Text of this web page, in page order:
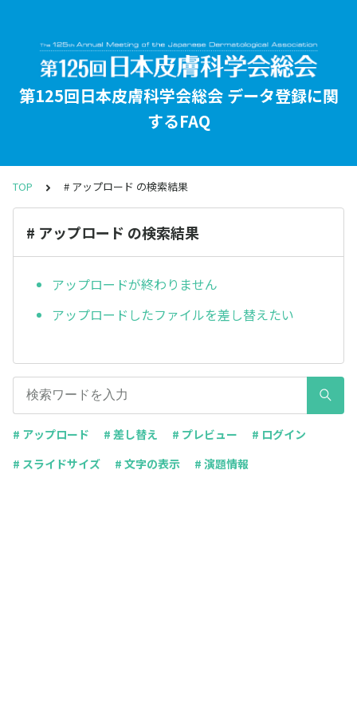
第125回日本皮膚科学会総会 データ登録に関
するFAQ
TOP # アップロード の検索結果
# アップロード の検索結果
アップロードが終わりません
アップロードしたファイルを差し替えたい
# アップロード # 差し替え # プレビュー
# ログイン
# スライドサイズ
# 文字の表示 # 演題情報